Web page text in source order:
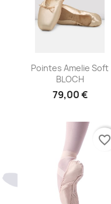
Aperçu rapide
Pointes Amelie Soft
BLOCH
79,00 €
favorite_border